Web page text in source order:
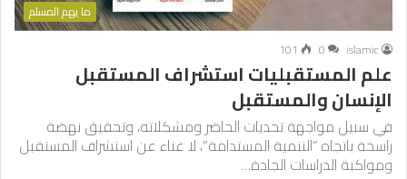
ما يهم المسلم
islamic
0
101
علم المستقبليات استشراف المستقبل
الإنسان والمستقبل
في سبيل مواجهة تحديات الحاضر ومشكلاته، وتحقيق نهضة
راسخة باتجاه “التنمية المستدامة”، لا غناء عن استشراف المستقبل
ومواكبة الدراسات الجادة…